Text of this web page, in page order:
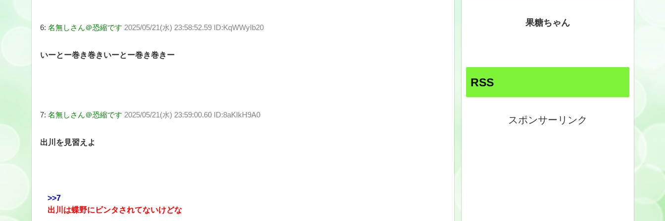
6: 名無しさん＠恐縮です 2025/05/21(水) 23:58:52.59 ID:KqWWyIb20
いーとー巻き巻きいーとー巻き巻きー
7: 名無しさん＠恐縮です 2025/05/21(水) 23:59:00.60 ID:8aKIkH9A0
出川を見習えよ
>>7
出川は蝶野にビンタされてないけどな
果糖ちゃん
RSS
スポンサーリンク